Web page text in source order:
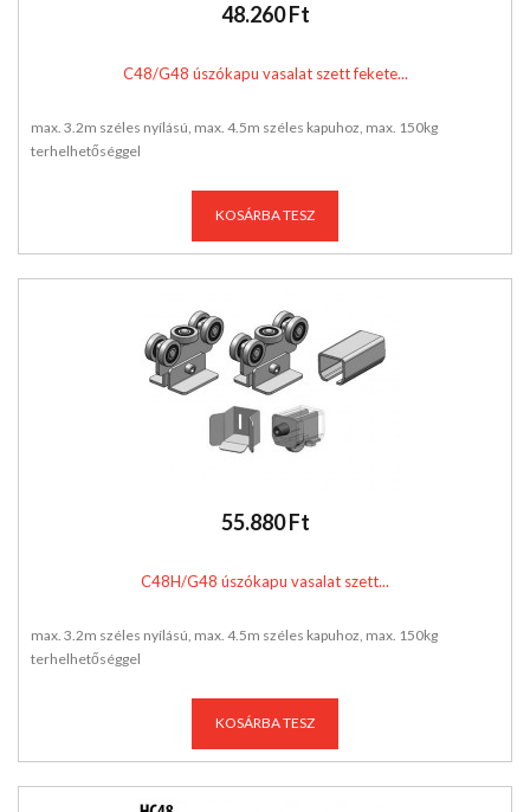
48.260 Ft
C48/G48 úszókapu vasalat szett fekete...
max. 3.2m széles nyílású, max. 4.5m széles kapuhoz, max. 150kg
terhelhetőséggel
KOSÁRBA TESZ
55.880 Ft
C48H/G48 úszókapu vasalat szett...
max. 3.2m széles nyílású, max. 4.5m széles kapuhoz, max. 150kg
terhelhetőséggel
KOSÁRBA TESZ